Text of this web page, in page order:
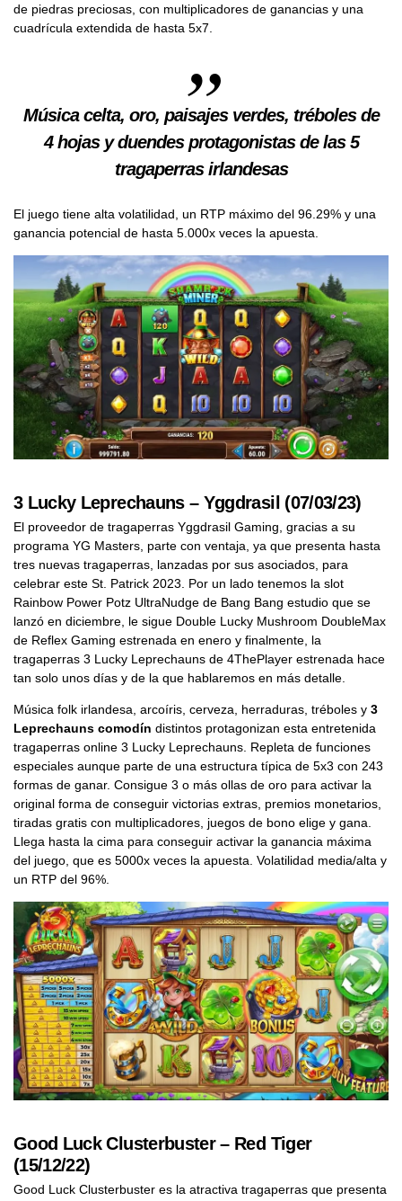
de piedras preciosas, con multiplicadores de ganancias y una
cuadrícula extendida de hasta 5x7.
Música celta, oro, paisajes verdes, tréboles de
4 hojas y duendes protagonistas de las 5
tragaperras irlandesas
El juego tiene alta volatilidad, un RTP máximo del 96.29% y una
ganancia potencial de hasta 5.000x veces la apuesta.
3 Lucky Leprechauns – Yggdrasil (07/03/23)
El proveedor de tragaperras Yggdrasil Gaming, gracias a su
programa YG Masters, parte con ventaja, ya que presenta hasta
tres nuevas tragaperras, lanzadas por sus asociados, para
celebrar este St. Patrick 2023. Por un lado tenemos la slot
Rainbow Power Potz UltraNudge de Bang Bang estudio que se
lanzó en diciembre, le sigue Double Lucky Mushroom DoubleMax
de Reflex Gaming estrenada en enero y finalmente, la
tragaperras 3 Lucky Leprechauns de 4ThePlayer estrenada hace
tan solo unos días y de la que hablaremos en más detalle.
Música folk irlandesa, arcoíris, cerveza, herraduras, tréboles y 3
Leprechauns comodín distintos protagonizan esta entretenida
tragaperras online 3 Lucky Leprechauns. Repleta de funciones
especiales aunque parte de una estructura típica de 5x3 con 243
formas de ganar. Consigue 3 o más ollas de oro para activar la
original forma de conseguir victorias extras, premios monetarios,
tiradas gratis con multiplicadores, juegos de bono elige y gana.
Llega hasta la cima para conseguir activar la ganancia máxima
del juego, que es 5000x veces la apuesta. Volatilidad media/alta y
un RTP del 96%.
Good Luck Clusterbuster – Red Tiger
(15/12/22)
Good Luck Clusterbuster es la atractiva tragaperras que presenta